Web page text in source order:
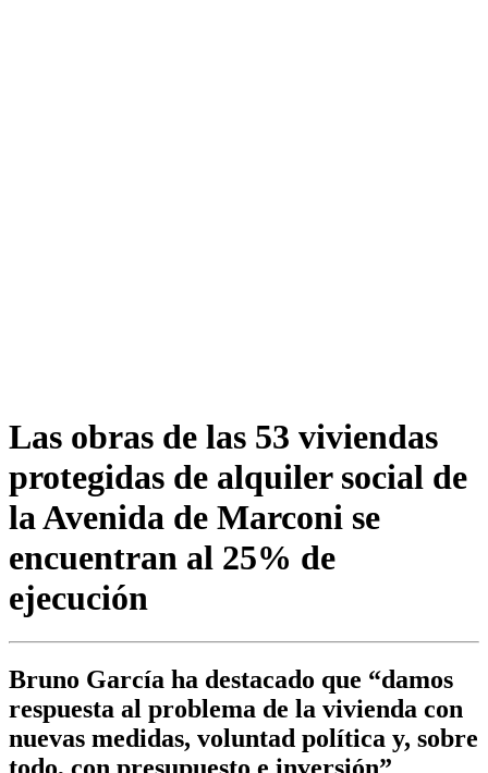
Las obras de las 53 viviendas
protegidas de alquiler social de
la Avenida de Marconi se
encuentran al 25% de
ejecución
Bruno García ha destacado que “damos
respuesta al problema de la vivienda con
nuevas medidas, voluntad política y, sobre